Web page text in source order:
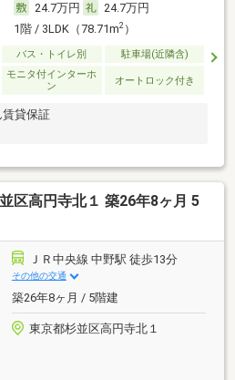
24.7万円
24.7万円
1階 / 3LDK（78.71m2）
バス・トイレ別 駐車場(近隣含)
モニタ付インターホ
ン
オートロック付き
賃貸保証
区高円寺北１ 築26年8ヶ月 5
ＪＲ中央線 中野駅 徒歩13分
その他の交通
築26年8ヶ月 / 5階建
東京都杉並区高円寺北１